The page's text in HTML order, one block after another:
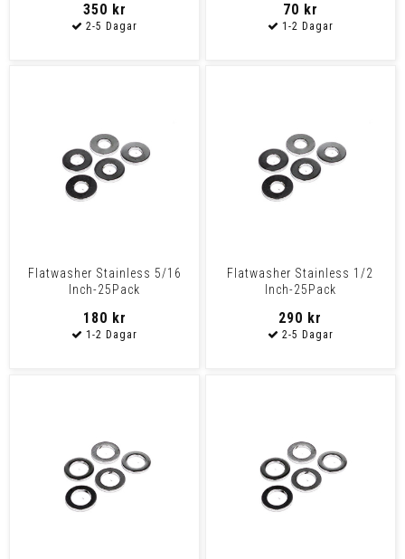
350 kr 70 kr
Flatwasher Stainless 5/16
Inch-25Pack
180 kr
Flatwasher Stainless 1/2
Inch-25Pack
290 kr